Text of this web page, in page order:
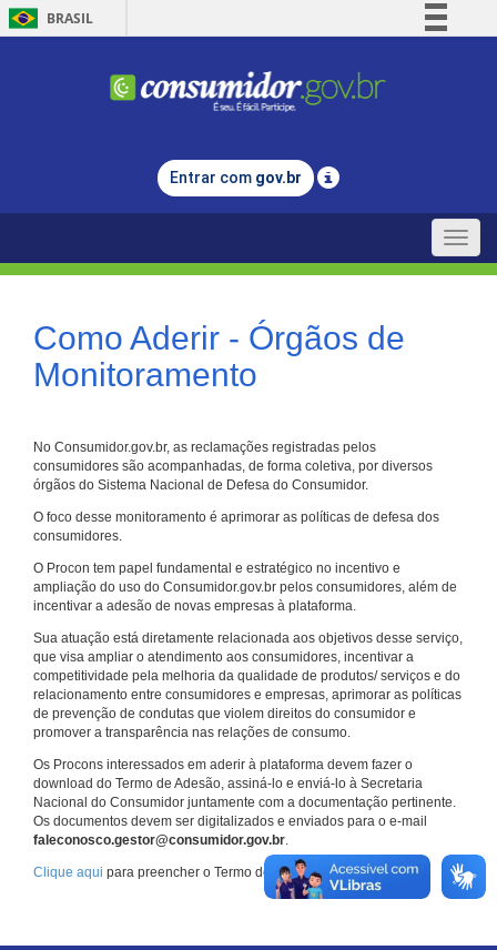
BRASIL
Comunica BR
Legislação
Entrar com gov.br
Toggle
Como Aderir - Órgãos de
Monitoramento
No Consumidor.gov.br, as reclamações registradas pelos
consumidores são acompanhadas, de forma coletiva, por diversos
órgãos do Sistema Nacional de Defesa do Consumidor.
O foco desse monitoramento é aprimorar as políticas de defesa dos
consumidores.
O Procon tem papel fundamental e estratégico no incentivo e
ampliação do uso do Consumidor.gov.br pelos consumidores, além de
incentivar a adesão de novas empresas à plataforma.
Sua atuação está diretamente relacionada aos objetivos desse serviço,
que visa ampliar o atendimento aos consumidores, incentivar a
competitividade pela melhoria da qualidade de produtos/ serviços e do
relacionamento entre consumidores e empresas, aprimorar as políticas
de prevenção de condutas que violem direitos do consumidor e
promover a transparência nas relações de consumo.
Os Procons interessados em aderir à plataforma devem fazer o
download do Termo de Adesão, assiná-lo e enviá-lo à Secretaria
Nacional do Consumidor juntamente com a documentação pertinente.
Os documentos devem ser digitalizados e enviados para o e-mail
faleconosco.gestor@consumidor.gov.br.
Clique aqui para preencher o Termo de Adesão.